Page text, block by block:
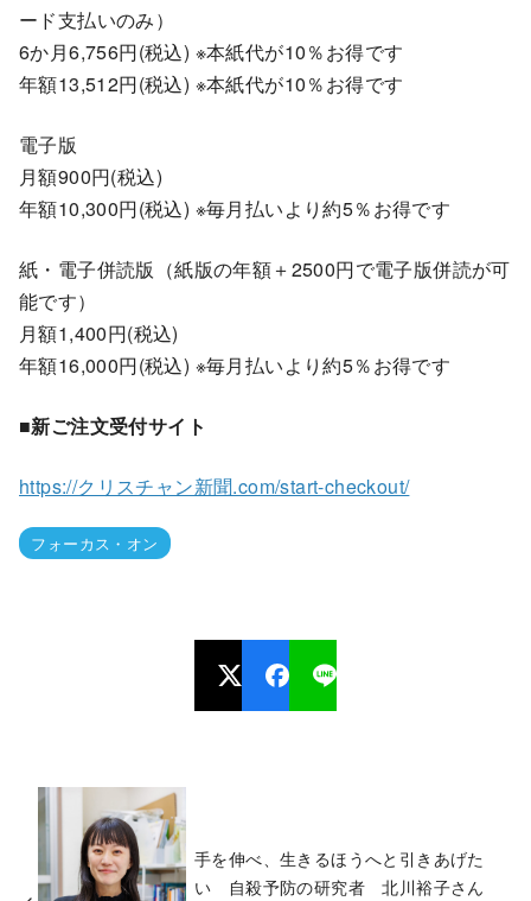
ード支払いのみ）
6か月6,756円(税込) ※本紙代が10％お得です
年額13,512円(税込) ※本紙代が10％お得です
電子版
月額900円(税込)
年額10,300円(税込) ※毎月払いより約5％お得です
紙・電子併読版（紙版の年額＋2500円で電子版併読が可
能です）
月額1,400円(税込)
年額16,000円(税込) ※毎月払いより約5％お得です
■新ご注文受付サイト
https://クリスチャン新聞.com/start-checkout/
フォーカス・オン
手を伸べ、生きるほうへと引きあげた
い 自殺予防の研究者 北川裕子さん